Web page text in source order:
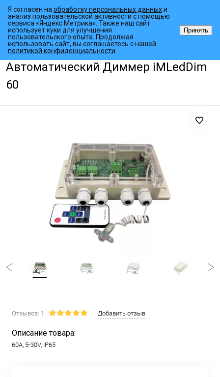
Главная страница • Каталог товаров • Контроллеры
Автоматический Диммер iMLedDim
60
Отзывов: 1 Добавить отзыв
Описание товара:
60А, 5-30V, IP65
Я согласен наобработку персональных данныхи
анализ пользовательской активности с помощью
сервиса «Яндекс Метрика». Также наш сайт
использует куки для улучшения
пользовательского опыта. Продолжая
использовать сайт, вы соглашаетесь с нашей
политикой конфиденциальности
Принять